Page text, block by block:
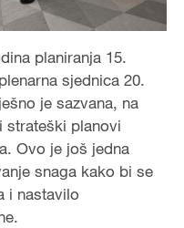
planiranja 15.
sjednica 20.
je sazvana, na
strateški planovi
Ovo je još jedna
snaga kako bi se
i nastavilo